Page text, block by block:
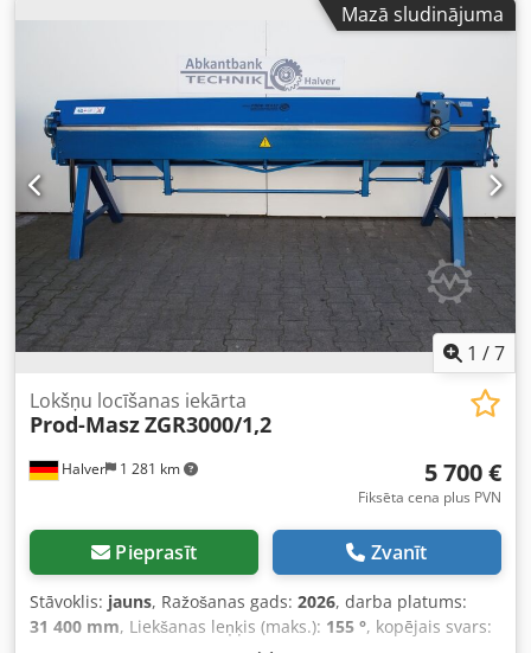
mm - Loksnes biezums līdz 1,2 mm - Liekšanas žoklis: 25
mm Djdpszdcmgjfx Abvokr - Liekšanas leņķis līdz 145° -
Gāzes amortizatori - Leņķa skala - Fiksators iepriekš
iestatītiem liekšanas leņķiem - Priekšējais dziļuma fiksators
- Plauktiņš loksnēm - Svars apm. 400 kg Citi izmēri
(1000,1400,2140,2640,3140,3640,4140 mm) pēc
pieprasījuma. Papildaprīkojums — rullīšu šķēres (līdz 0,8
mm): 350 EUR Visām cenām jāpieskaita 16% PVN. CE
sertifikāts Pašizvešana Piegāde Vācijas teritorijā: 240 EUR
Mazā sludinājuma
1 /7
Halver 1 281 km
Lokšņu locīšanas iekārta
Prod-MaszZGR3000/1,2
5 700 €
Fiksēta cena plus PVN
Pieprasīt Zvanīt
Stāvoklis: jauns, Ražošanas gads: 2026, darba platums:
31 400 mm, Liekšanas leņķis (maks.): 155 °, kopējais svars: